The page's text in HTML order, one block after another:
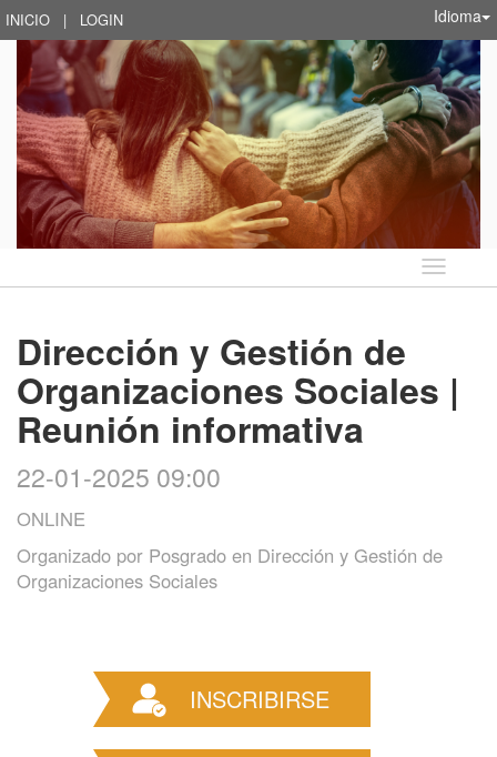
INICIO | LOGIN Idioma
Idioma
Dirección y Gestión de
Organizaciones Sociales |
Reunión informativa
22-01-2025 09:00
ONLINE
Organizado por Posgrado en Dirección y Gestión de
Organizaciones Sociales
INSCRIBIRSE